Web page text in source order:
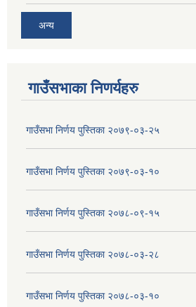
अन्य
गाउँसभाका निणर्यहरु
गाउँसभा निर्णय पुस्तिका २०७९-०३-२५
गाउँसभा निर्णय पुस्तिका २०७९-०३-१०
गाउँसभा निर्णय पुस्तिका २०७८-०९-१५
गाउँसभा निर्णय पुस्तिका २०७८-०३-२८
गाउँसभा निर्णय पुस्तिका २०७८-०३-१०